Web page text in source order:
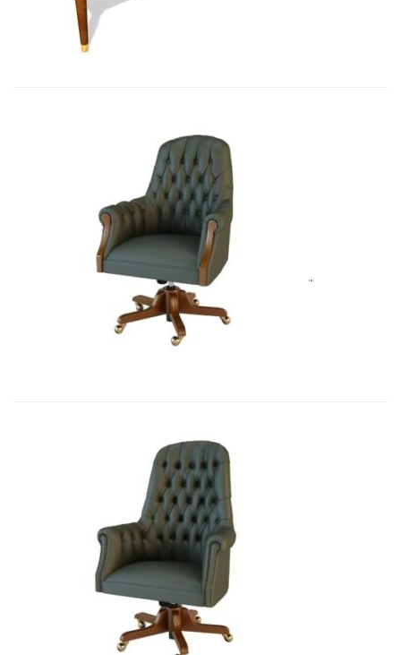
Art&Moble 01013GB Кресло конфиде...
7 692,51€
Art&Moble 01012 Кресло руководи...
7 541,10€